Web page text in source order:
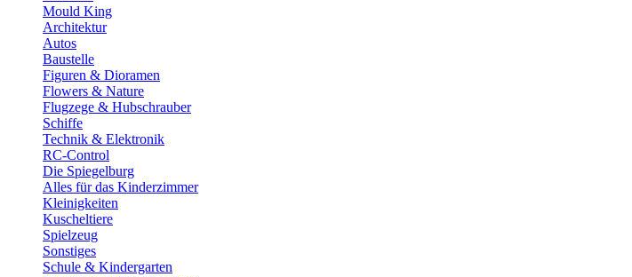
Mould King
Architektur
Autos
Baustelle
Figuren & Dioramen
Flowers & Nature
Flugzege & Hubschrauber
Schiffe
Technik & Elektronik
RC-Control
Die Spiegelburg
Alles für das Kinderzimmer
Kleinigkeiten
Kuscheltiere
Spielzeug
Sonstiges
Schule & Kindergarten